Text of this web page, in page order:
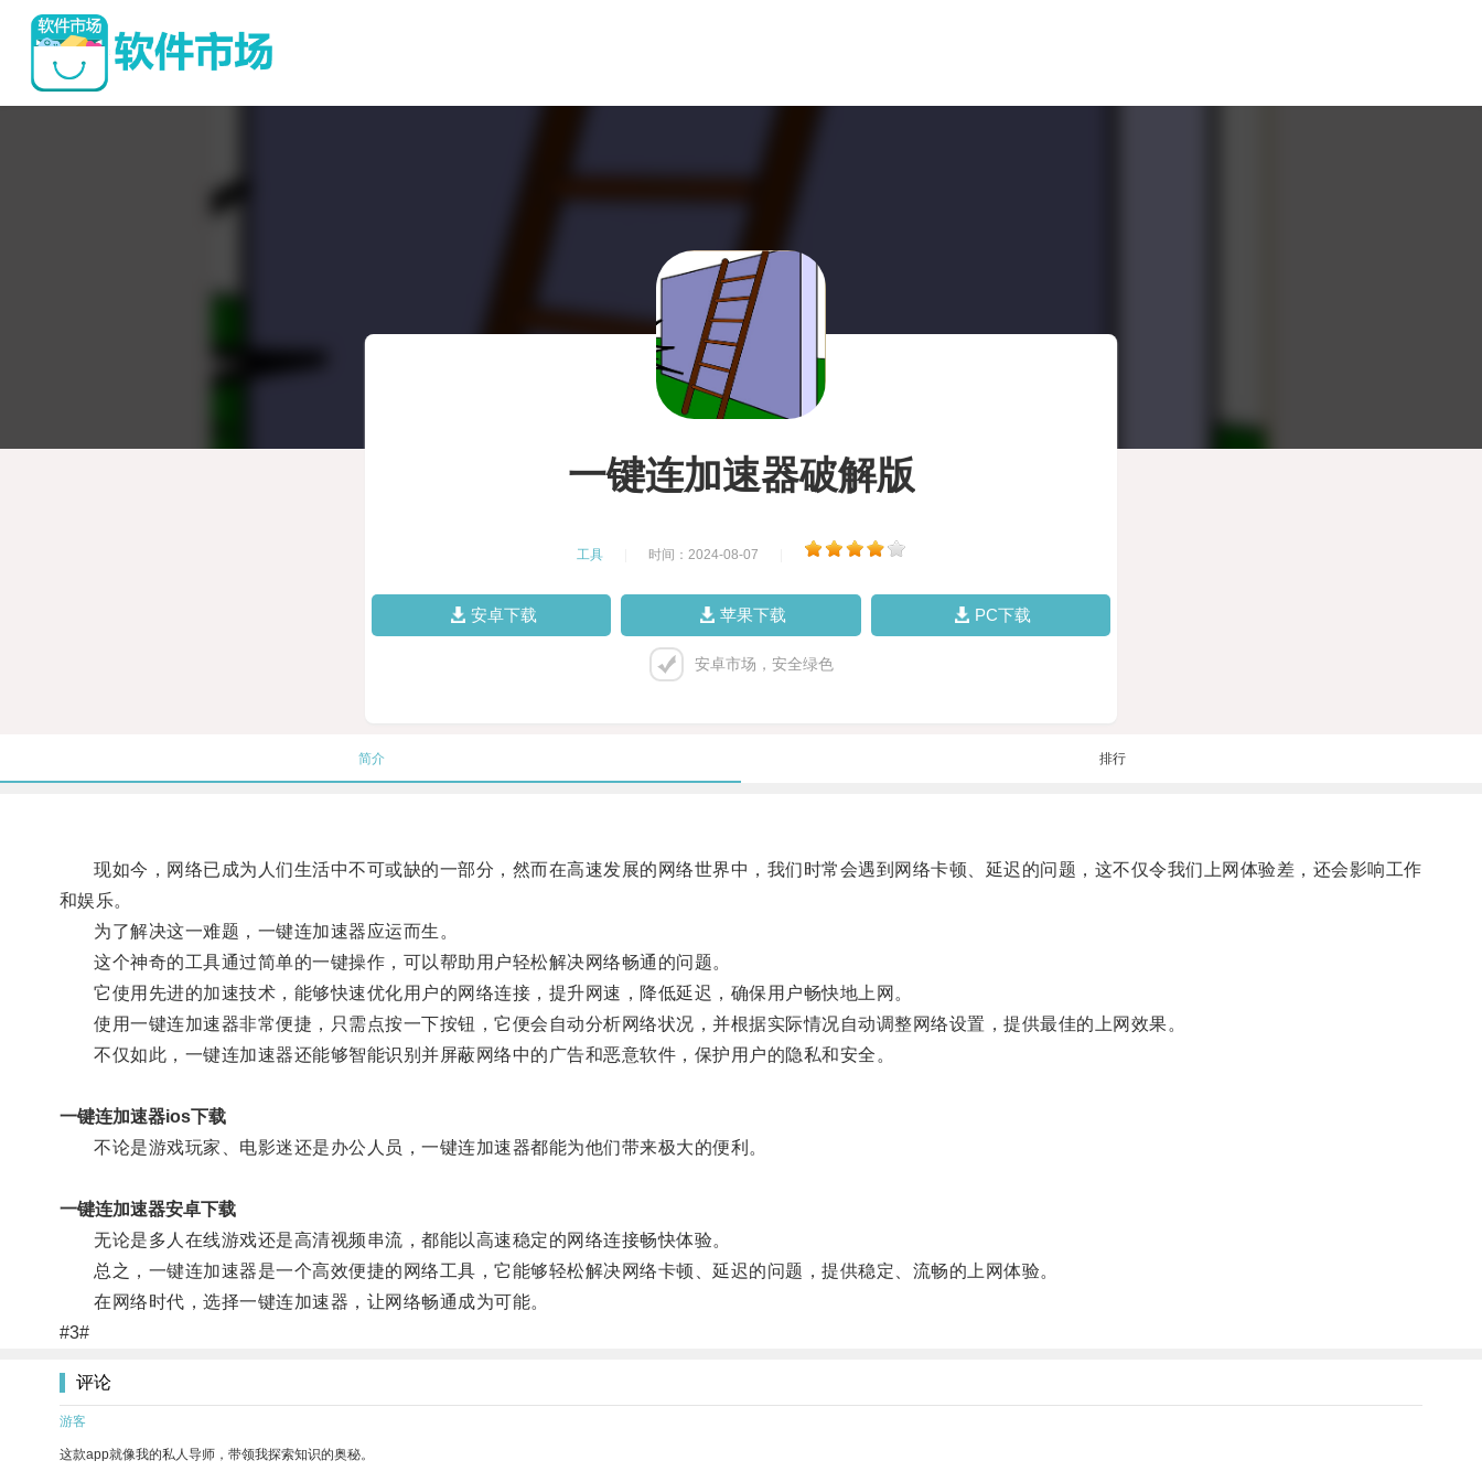
一键连加速器破解版
工具 时间：2024-08-07
安卓下载 苹果下载 PC下载
安卓市场，安全绿色
简介 排行
现如今，网络已成为人们生活中不可或缺的一部分，然而在高速发展的网络世界中，我们时常会遇到网络卡顿、延迟的问题，这不仅令我们上网体验差，还会影响工作
和娱乐。
为了解决这一难题，一键连加速器应运而生。
这个神奇的工具通过简单的一键操作，可以帮助用户轻松解决网络畅通的问题。
它使用先进的加速技术，能够快速优化用户的网络连接，提升网速，降低延迟，确保用户畅快地上网。
使用一键连加速器非常便捷，只需点按一下按钮，它便会自动分析网络状况，并根据实际情况自动调整网络设置，提供最佳的上网效果。
不仅如此，一键连加速器还能够智能识别并屏蔽网络中的广告和恶意软件，保护用户的隐私和安全。
一键连加速器ios下载
不论是游戏玩家、电影迷还是办公人员，一键连加速器都能为他们带来极大的便利。
一键连加速器安卓下载
无论是多人在线游戏还是高清视频串流，都能以高速稳定的网络连接畅快体验。
总之，一键连加速器是一个高效便捷的网络工具，它能够轻松解决网络卡顿、延迟的问题，提供稳定、流畅的上网体验。
在网络时代，选择一键连加速器，让网络畅通成为可能。
#3#
评论
游客
这款app就像我的私人导师，带领我探索知识的奥秘。